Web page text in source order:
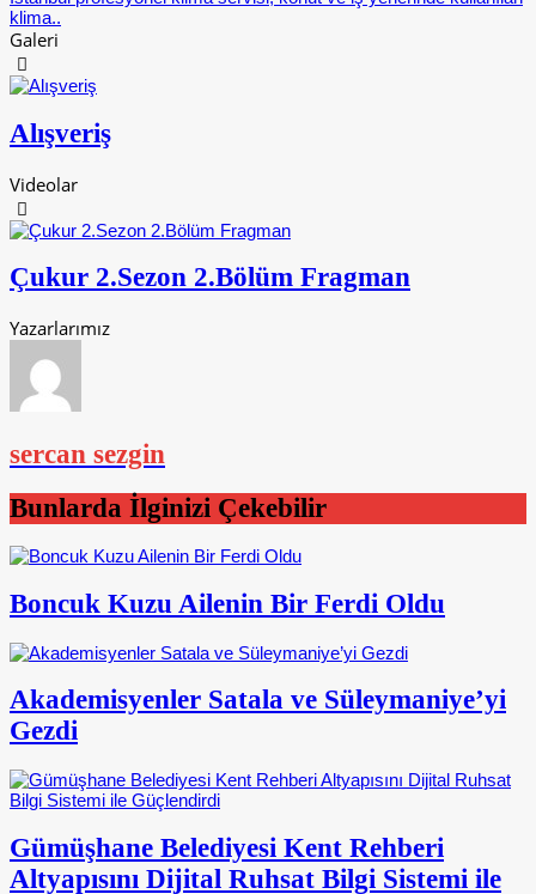
klima..
Galeri
Alışveriş
Videolar
Çukur 2.Sezon 2.Bölüm Fragman
Yazarlarımız
sercan sezgin
Bunlarda İlginizi Çekebilir
Boncuk Kuzu Ailenin Bir Ferdi Oldu
Akademisyenler Satala ve Süleymaniye’yi
Gezdi
Gümüşhane Belediyesi Kent Rehberi
Altyapısını Dijital Ruhsat Bilgi Sistemi ile